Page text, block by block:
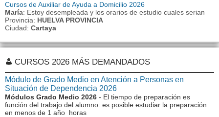
Cursos de Auxiliar de Ayuda a Domicilio 2026
María: Estoy desempleada y los orarios de estudio cuales serian
Provincia: HUELVA PROVINCIA
Ciudad: Cartaya
CURSOS 2026 MÁS DEMANDADOS
Módulo de Grado Medio en Atención a Personas en
Situación de Dependencia 2026
Módulos Grado Medio 2026 - El tiempo de preparación es
función del trabajo del alumno: es posible estudiar la preparación
en menos de 1 año horas